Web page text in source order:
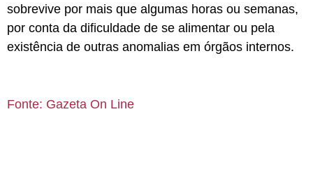
sobrevive por mais que algumas horas ou semanas,
por conta da dificuldade de se alimentar ou pela
existência de outras anomalias em órgãos internos.
Fonte: Gazeta On Line